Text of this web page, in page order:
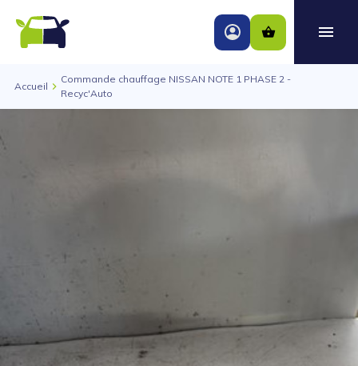
Accueil
Commande chauffage NISSAN NOTE 1 PHASE 2 -
Recyc'Auto